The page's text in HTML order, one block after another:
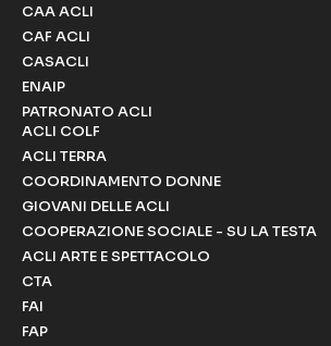
CAA ACLI
CAF ACLI
CASACLI
ENAIP
PATRONATO ACLI
ACLI COLF
ACLI TERRA
COORDINAMENTO DONNE
GIOVANI DELLE ACLI
COOPERAZIONE SOCIALE - SU LA TESTA
ACLI ARTE E SPETTACOLO
CTA
FAI
FAP